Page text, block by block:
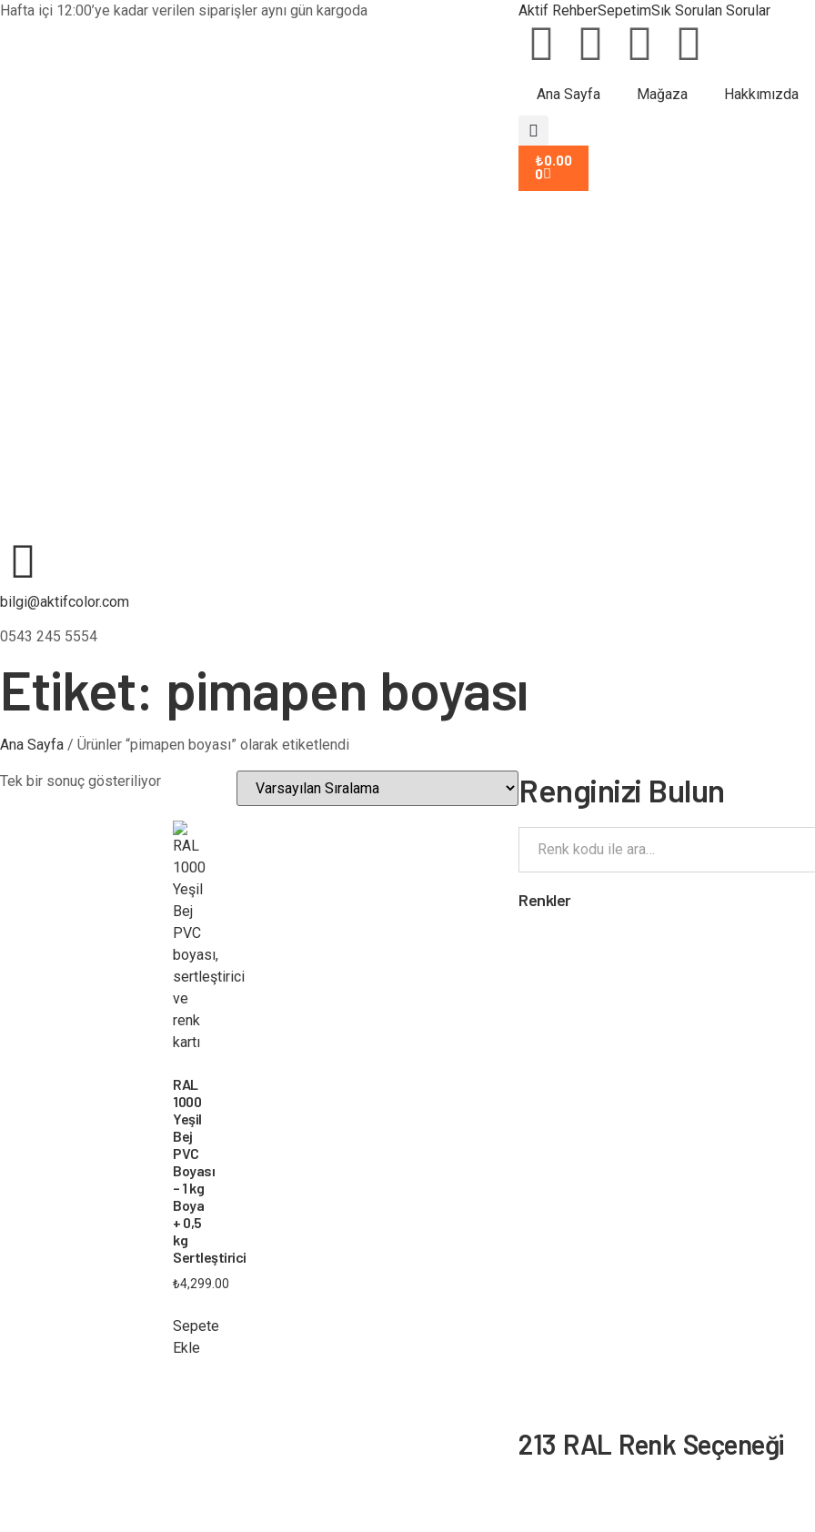
Hafta içi 12:00’ye kadar verilen siparişler aynı gün kargoda Aktif RehberSepetimSık Sorulan Sorular
bilgi@aktifcolor.com
0543 245 5554
Ana Sayfa Mağaza Hakkımızda
₺0.00
0
Etiket: pimapen boyası
Ana Sayfa / Ürünler “pimapen boyası” olarak etiketlendi
Tek bir sonuç gösteriliyor
RAL
1000
Yeşil
Bej
PVC
Boyası
– 1 kg
Boya
+ 0,5
kg
Sertleştirici
₺4,299.00
Sepete
Ekle
Renginizi Bulun
Renkler
213 RAL Renk Seçeneği